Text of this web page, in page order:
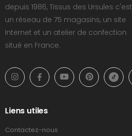
depuis 1986, Tissus des Ursules c'est
un réseau de 75 magasins, un site
Internet et un atelier de confection
situé en France.
Liens utiles
Contactez-nous